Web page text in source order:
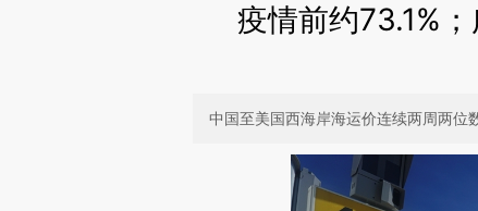
疫情前约73.1%
中国至美国西海岸海运价连续两周两位